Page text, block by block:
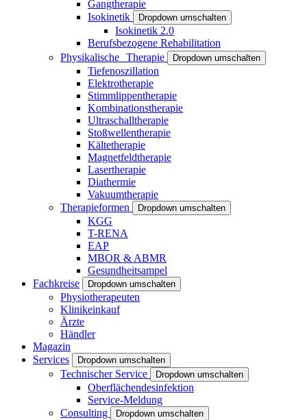
Gangtherapie
Isokinetik
Dropdown umschalten
Isokinetik 2.0
Berufsbezogene Rehabilitation
Physikalische Therapie
Dropdown umschalten
Tiefenoszillation
Elektrotherapie
Stimmlippentherapie
Kombinationstherapie
Ultraschalltherapie
Stoßwellentherapie
Kältetherapie
Magnetfeldtherapie
Lasertherapie
Diathermie
Vakuumtherapie
Therapieformen
Dropdown umschalten
KGG
T-RENA
EAP
MBOR & ABMR
Gesundheitsampel
Fachkreise
Dropdown umschalten
Physiotherapeuten
Klinikeinkauf
Ärzte
Händler
Magazin
Services
Dropdown umschalten
Technischer Service Dropdown umschalten
Oberflächendesinfektion
Service-Meldung
Consulting
Dropdown umschalten